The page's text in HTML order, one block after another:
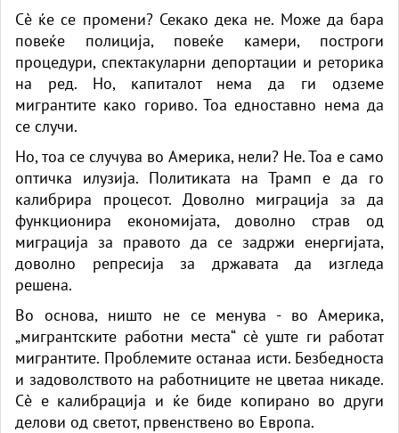
Сè ќе се промени? Секако дека не. Може да бара
повеќе полиција, повеќе камери, построги
процедури, спектакуларни депортации и реторика
на ред. Но, капиталот нема да ги одземе
мигрантите како гориво. Тоа едноставно нема да
се случи.
Но, тоа се случува во Америка, нели? Не. Тоа е само
оптичка илузија. Политиката на Трамп е да го
калибрира процесот. Доволно миграција за да
функционира економијата, доволно страв од
миграција за правото да се задржи енергијата,
доволно репресија за државата да изгледа
решена.
Во основа, ништо не се менува - во Америка,
„мигрантските работни места“ сè уште ги работат
мигрантите. Проблемите останаа исти. Безбедноста
и задоволството на работниците не цветаа никаде.
Сè е калибрација и ќе биде копирано во други
делови од светот, првенствено во Европа.